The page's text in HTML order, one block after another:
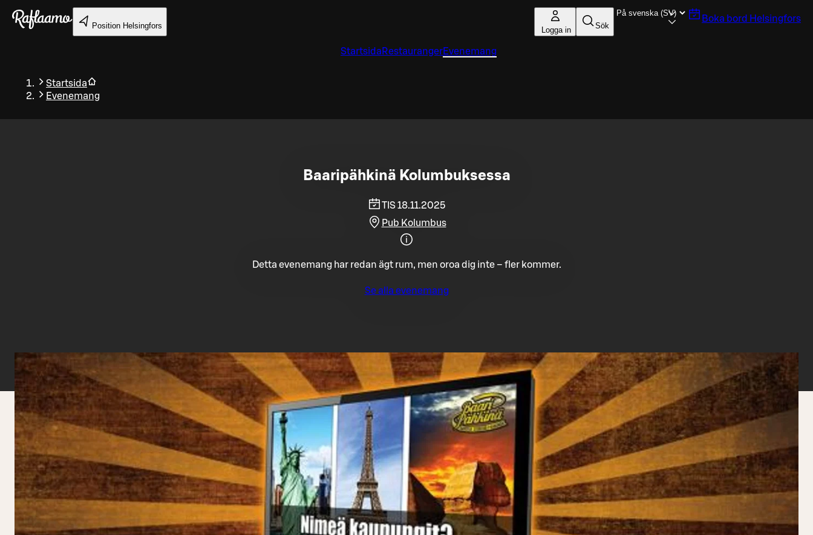
Gå till huvudinnehållet
Position Helsingfors Logga in Sök
Boka bord Helsingfors
Startsida RestaurangerEvenemang
Startsida
Evenemang
Tillbaka
Baaripähkinä Kolumbuksessa
TIS 18.11.2025
Pub Kolumbus
Detta evenemang har redan ägt rum, men oroa dig inte – fler kommer.
Se alla evenemang